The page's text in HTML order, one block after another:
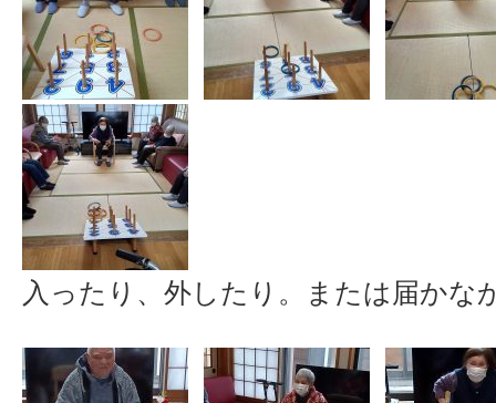
入ったり、外したり。または届かな